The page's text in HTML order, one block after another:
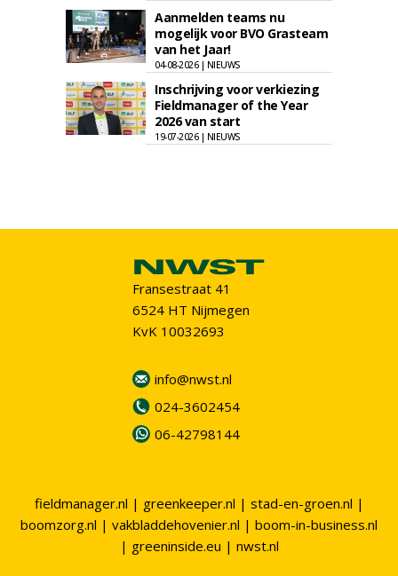
Aanmelden teams nu
mogelijk voor BVO Grasteam
van het Jaar!
04-08-2026 | NIEUWS
Inschrijving voor verkiezing
Fieldmanager of the Year
2026 van start
19-07-2026 | NIEUWS
Fransestraat 41
6524 HT Nijmegen
KvK 10032693
info@nwst.nl
024-3602454
06-42798144
fieldmanager.nl | greenkeeper.nl | stad-en-groen.nl |
boomzorg.nl | vakbladdehovenier.nl | boom-in-business.nl
| greeninside.eu | nwst.nl